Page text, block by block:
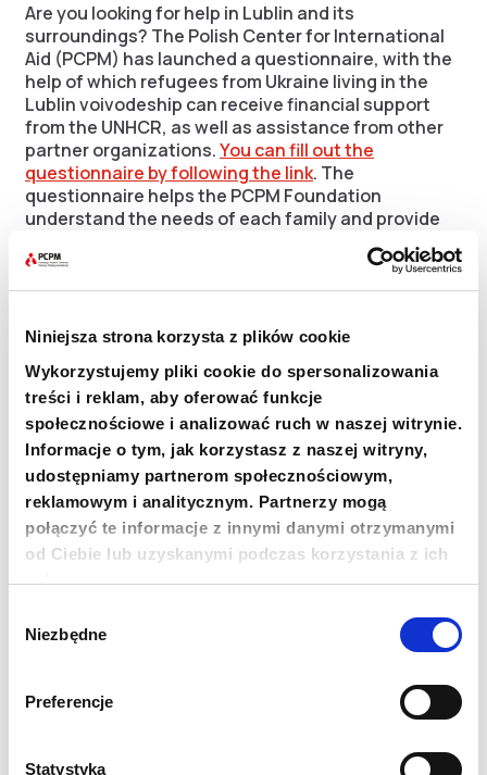
Niniejsza strona korzysta z plików cookie
Wykorzystujemy pliki cookie do spersonalizowania
treści i reklam, aby oferować funkcje
społecznościowe i analizować ruch w naszej witrynie.
Informacje o tym, jak korzystasz z naszej witryny,
udostępniamy partnerom społecznościowym,
reklamowym i analitycznym. Partnerzy mogą
połączyć te informacje z innymi danymi otrzymanymi
od Ciebie lub uzyskanymi podczas korzystania z ich
usług.
zgody
Niezbędne
Preferencje
Statystyka
Are you looking for help in Lublin and its
surroundings? The Polish Center for International
Aid (PCPM) has launched a questionnaire, with the
help of which refugees from Ukraine living in the
Lublin voivodeship can receive financial support
from the UNHCR, as well as assistance from other
partner organizations.You can fill out the
questionnaire by following the link. The
questionnaire helps the PCPM Foundation
understand the needs of each family and provide
assistance to those most in need. Attention! Filling
out the questionnaire does not mean receiving
assistance.
Polskie Centrum Pomocy Międzynarodowej
Ukrainy mieszkający w województwie lubelskim
mogą otrzymać wsparcie finansowe od UNHCR, a
także pomoc od innych organizacji partnerskich.
Możesz wypełnić ankietę, klikając link. Ankieta
pomaga Fundacji zrozumieć potrzeby każdej
rodziny i nieść pomoc najbardziej potrzebującym.
Uwaga! Wypełnienie ankiety nie jest
równoznaczne z otrzymaniem pomocy.
assistance | Rejestracja do pomocy
допомогу
Due to the large number of submission, the online